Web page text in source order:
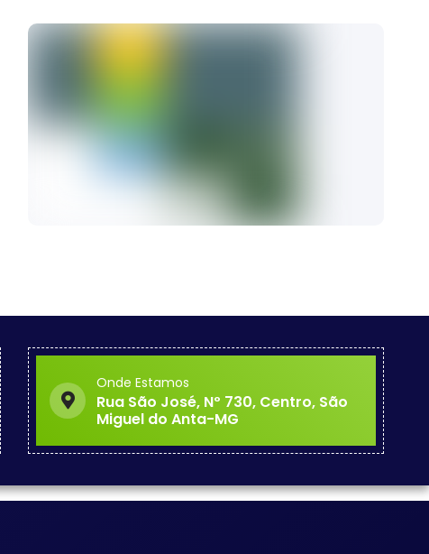
Onde Estamos
Rua São José, Nº 730, Centro, São
Miguel do Anta-MG